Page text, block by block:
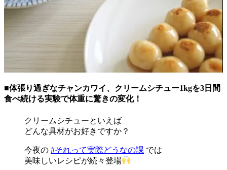
■体張り過ぎなチャンカワイ、クリームシチュー1kgを3日間
食べ続ける実験で体重に驚きの変化！
クリームシチューといえば
どんな具材がお好きですか？
今夜の #それって実際どうなの課 では
美味しいレシピが続々登場